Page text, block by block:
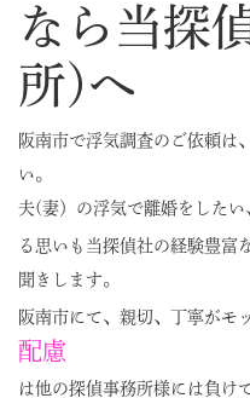
なら当探
所)へ
阪南市で浮気調査のご依頼は
い。
夫(妻）の浮気で離婚をした
る思いも当探偵社の経験豊富
聞きします。
阪南市にて、親切、丁寧がモ
配慮
は他の探偵事務所様には負け